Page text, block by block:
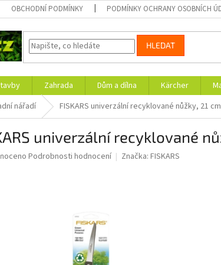
OBCHODNÍ PODMÍNKY PODMÍNKY OCHRANY OSOBNÍCH
HLEDAT
Zahrada Dům a dílna Kärcher
nářadí FISKARS univerzální recyklované nůžky, 21 cm
univerzální recyklované
Podrobnosti hodnocení Značka: FISKARS